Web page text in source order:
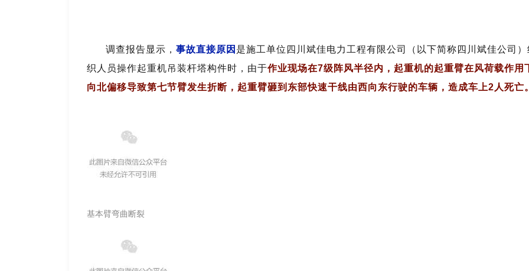
调查报告显示， 事故直接原因 是施工单位四川斌佳电力工程有限公司（以下简称四川斌佳公司）
织人员操作起重机吊装杆塔构件时，由于作业现场在7级阵风半径内，起重机的起重臂在风荷载作用
向北偏移导致第七节臂发生折断，起重臂砸到东部快速干线由西向东行驶的车辆，造成车 上2人死亡
基本臂弯曲断裂